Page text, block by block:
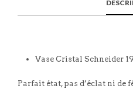
Vase Cristal Schneider
Parfait état, pas d’éclat ni de